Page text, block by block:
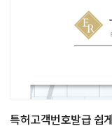
특허고객번호발급 쉽